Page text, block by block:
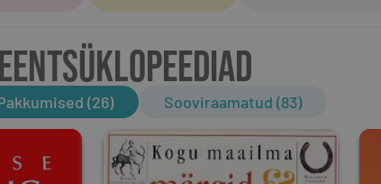
(26) Sooviraamatud (83)